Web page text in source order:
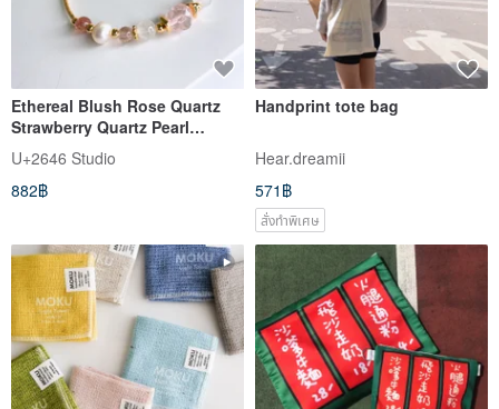
Ethereal Blush Rose Quartz
Strawberry Quartz Pearl
Moonstone Romance Crystal
Natural Stone Bracelet Bangle
U+2646 Studio
882฿
Handprint tote bag
Hear.dreamii
571฿
สั่งทำพิเศษ